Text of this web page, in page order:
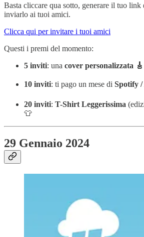
Basta cliccare qua sotto, generare il tuo
inviarlo ai tuoi amici.
Clicca qui per invitare i tuoi amici
Questi i premi del momento:
5 inviti: una cover personalizzata 🎸
10 inviti: ti pago un mese di Spotify
20 inviti: T-Shirt Leggerissima
👕
29 Gennaio 2024